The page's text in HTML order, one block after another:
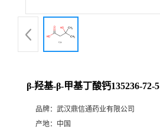
产
β-羟基-β-甲基丁酸钙135236-72-5
品牌： 武汉鼎信通药业有限公司
产地： 中国